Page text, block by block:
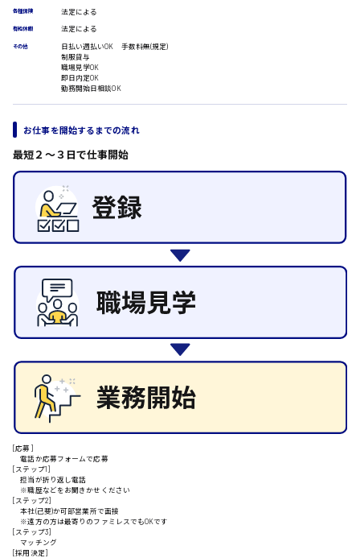
販売・サービス・フード系
洗い場
ラウンダー営業
その他の専門職
施設管理・整備
清掃
自動車整備士
配送・ドライバー
東広島市
安芸太田町
安芸郡
山口県
時給制すべて
日給8000円～
日給9000円～
日給10000円以上
各種保険 法定による
有給休暇 法定による
その他
日払い週払いOK 手数料無(規定)
制服貸与
職場見学OK
即日内定OK
勤務開始日相談OK
お仕事を開始するまでの流れ
最短２〜３日で仕事開始
[応募]
電話か応募フォームで応募
[ステップ1]
担当が折り返し電話
※職歴などをお聞きかせください
[ステップ2]
本社(己斐)か可部営業所で面接
※遠方の方は最寄りのファミレスでもOKです
[ステップ3]
マッチング
[採用決定]